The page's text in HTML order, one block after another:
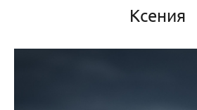
Ксения